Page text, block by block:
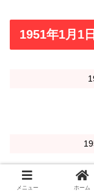
1951年1月1
メニュー ホーム